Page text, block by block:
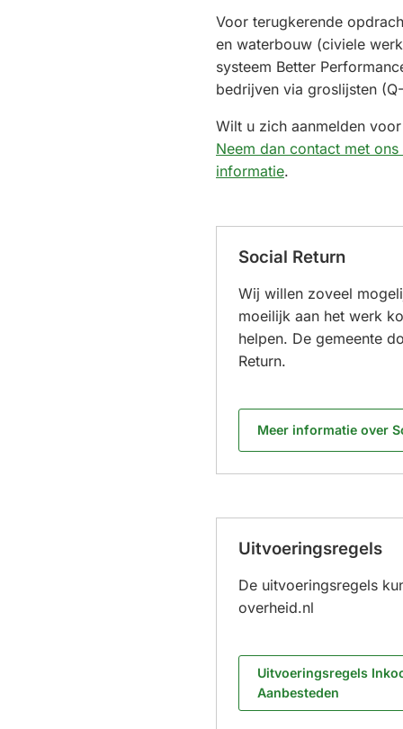
Voor terugkerende
en waterbouw (civiele
systeem Better
bedrijven via groslijsten
Wilt u zich aanmelden
Neem dan contact met
informatie.
Social Return
Wij willen zoveel
moeilijk aan het werk
helpen. De gemeente
Return.
Meer informatie over
Uitvoeringsregels
De uitvoeringsregels
overheid.nl
Uitvoeringsregels
Aanbesteden
(Verwijst
naar